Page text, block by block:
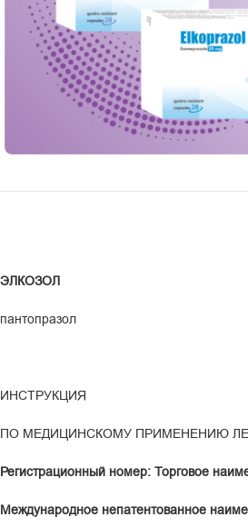
ЭЛКОЗОЛ
пантопразол
ИНСТРУКЦИЯ
ПО МЕДИЦИНСКОМУ ПРИМЕНЕНИЮ
Регистрационный номер: Торговое
Международное непатентованное